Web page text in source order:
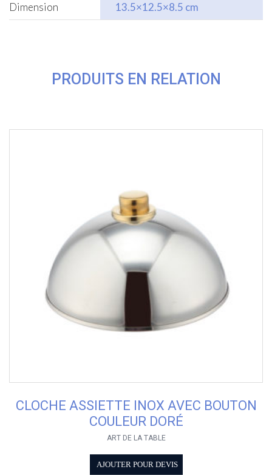
Dimension
13.5×12.5×8.5 cm
PRODUITS EN RELATION
CLOCHE ASSIETTE INOX AVEC BOUTON
COULEUR DORÉ
ART DE LA TABLE
AJOUTER POUR DEVIS